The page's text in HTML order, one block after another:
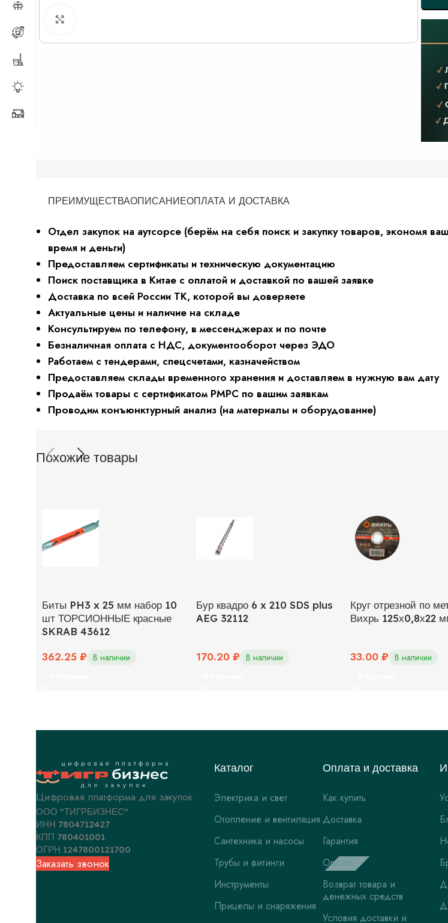
ПРЕИМУЩЕСТВАОПИСАНИЕОПЛАТА И ДОСТАВКА
Отдел закупок на аутсорсе (берём на себя поиск и закупку товаров, экономя
время и деньги)
Предоставляем сертификаты и техническую документацию
Поиск поставщика в Китае с оплатой и доставкой по вашей заявке
Доставка по всей России ТК, которой вы доверяете
Актуальные цены и наличие на складе
Консультируем по телефону, в мессенджерах и по почте
Безналичная оплата с НДС, документооборот через ЭДО
Работаем с тендерами, спецсчетами, казначейством
Предоставляем склады временного хранения и доставляем в нужную вам дату
Продаём товары с сертификатом РМРС по вашим заявкам
Проводим конъюнктурный анализ (на материалы и оборудование)
Похожие товары
Биты PH3 x 25 мм набор 10
шт ТОРСИОННЫЕ красные
SKRAB 43612
362.25 ₽ В наличии
Бур квадро 6 x 210 SDS plus
AEG 32112
170.20 ₽ В наличии
Круг отрезной по
Вихрь 125х0,8х22
33.00 ₽ В наличии
Цифровая платформа для закупок
ООО "ТИГРБИЗНЕС"
ИНН 7804712427
КПП 780401001
ОГРН 1247800121700
Заказать звонок
Каталог
Электрика и свет
Отопление и вентиляция
Сантехника и насосы
Трубы и фитинги
Инструменты
Прицелы и снаряжения
Оплата и доставка
Как купить
Доставка
Гарантия
Оплата
Возврат товара и
денежных средств
Условия доставки и